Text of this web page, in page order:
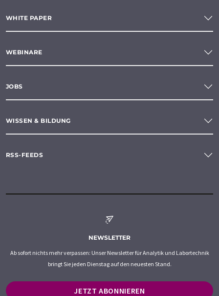
WHITE PAPER
WEBINARE
JOBS
WISSEN & BILDUNG
RSS-FEEDS
NEWSLETTER
Ab sofort nichts mehr verpassen: Unser Newsletter für Analytik und Labortechnik
bringt Sie jeden Dienstag auf den neuesten Stand.
JETZT ABONNIEREN